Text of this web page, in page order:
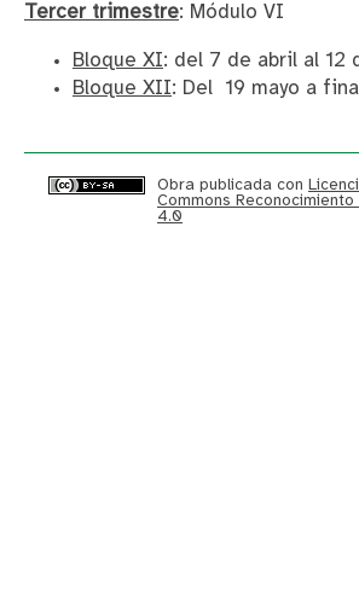
Tercer trimestre: Módulo VI
Bloque XI: del 7 de abril al 12
Bloque XII: Del 19 mayo a
Obra publicada con
Commons
4.0